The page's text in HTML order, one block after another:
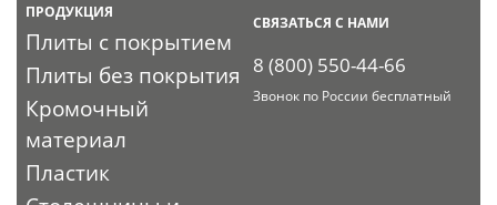
ПРОДУКЦИЯ
Плиты с покрытием
Плиты без покрытия
Кромочный
материал
Пластик
СВЯЗАТЬСЯ С НАМИ
8 (800) 550-44-66
Звонок по России бесплатный